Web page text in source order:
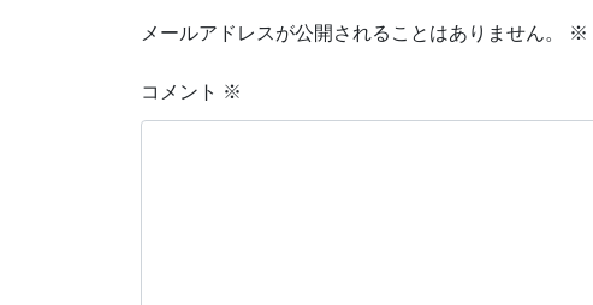
メールアドレスが公開されることはありません。 ※
コメント ※